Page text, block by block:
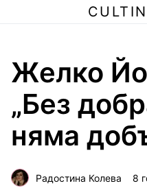
Желко
„Без
няма
Радостина Колева 8